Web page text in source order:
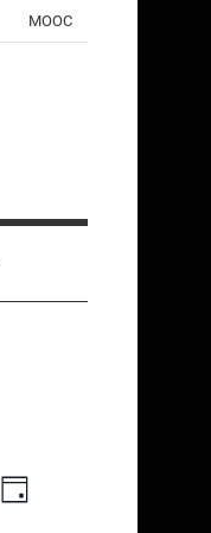
MOOC
Navigation
Navigation
Jour